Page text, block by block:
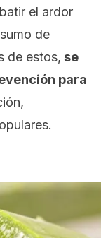
el ardor
de
de estos, se
para